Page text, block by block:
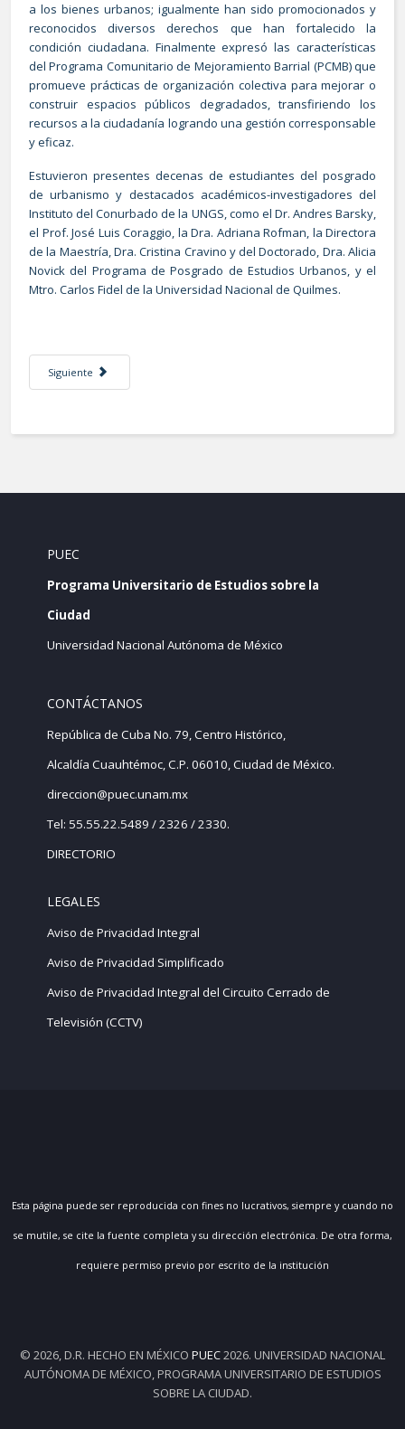
a los bienes urbanos; igualmente han sido promocionados y
reconocidos diversos derechos que han fortalecido la
condición ciudadana. Finalmente expresó las características
del Programa Comunitario de Mejoramiento Barrial (PCMB) que
promueve prácticas de organización colectiva para mejorar o
construir espacios públicos degradados, transfiriendo los
recursos a la ciudadanía logrando una gestión corresponsable
y eficaz.
Estuvieron presentes decenas de estudiantes del posgrado
de urbanismo y destacados académicos-investigadores del
Instituto del Conurbado de la UNGS, como el Dr. Andres Barsky,
el Prof. José Luis Coraggio, la Dra. Adriana Rofman, la Directora
de la Maestría, Dra. Cristina Cravino y del Doctorado, Dra. Alicia
Novick del Programa de Posgrado de Estudios Urbanos, y el
Mtro. Carlos Fidel de la Universidad Nacional de Quilmes.
Artículo siguiente: Realizan Taller Programa Urbano de la OCDE y PUEC-
Siguiente
PUEC
Programa Universitario de Estudios sobre la
Ciudad
Universidad Nacional Autónoma de México
CONTÁCTANOS
República de Cuba No. 79, Centro Histórico,
Alcaldía Cuauhtémoc, C.P. 06010, Ciudad de México.
direccion@puec.unam.mx
Tel: 55.55.22.5489 / 2326 / 2330.
DIRECTORIO
LEGALES
Aviso de Privacidad Integral
Aviso de Privacidad Simplificado
Aviso de Privacidad Integral del Circuito Cerrado de
Televisión (CCTV)
Esta página puede ser reproducida con fines no lucrativos, siempre y cuando no
se mutile, se cite la fuente completa y su dirección electrónica. De otra forma,
requiere permiso previo por escrito de la institución
© 2026, D.R. HECHO EN MÉXICO PUEC2026. UNIVERSIDAD NACIONAL
AUTÓNOMA DE MÉXICO, PROGRAMA UNIVERSITARIO DE ESTUDIOS
SOBRE LA CIUDAD.